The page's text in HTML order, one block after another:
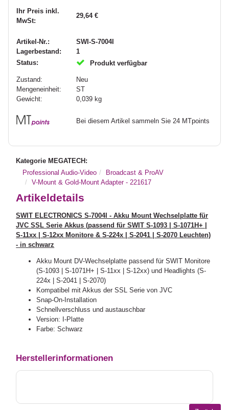
Ihr Preis inkl.
MwSt:
29,64 €
Artikel-Nr.:
SWI-S-7004I
Lagerbestand:
1
Status:
Produkt verfügbar
Zustand:
Neu
Mengeneinheit:
ST
Gewicht:
0,039 kg
Bei diesem Artikel sammeln Sie 24 MTpoints
Kategorie MEGATECH:
Professional Audio-Video
Broadcast & ProAV
V-Mount & Gold-Mount Adapter - 221617
Artikeldetails
SWIT ELECTRONICS S-7004I - Akku Mount Wechselplatte für
JVC SSL Serie Akkus (passend für SWIT S-1093 | S-1071H+ |
S-11xx | S-12xx Monitore & S-224x | S-2041 | S-2070 Leuchten)
- in schwarz
Akku Mount DV-Wechselplatte passend für SWIT Monitore
(S-1093 | S-1071H+ | S-11xx | S-12xx) und Headlights (S-
224x | S-2041 | S-2070)
Kompatibel mit Akkus der SSL Serie von JVC
Snap-On-Installation
Schnellverschluss und austauschbar
Version: I-Platte
Farbe: Schwarz
Herstellerinformationen